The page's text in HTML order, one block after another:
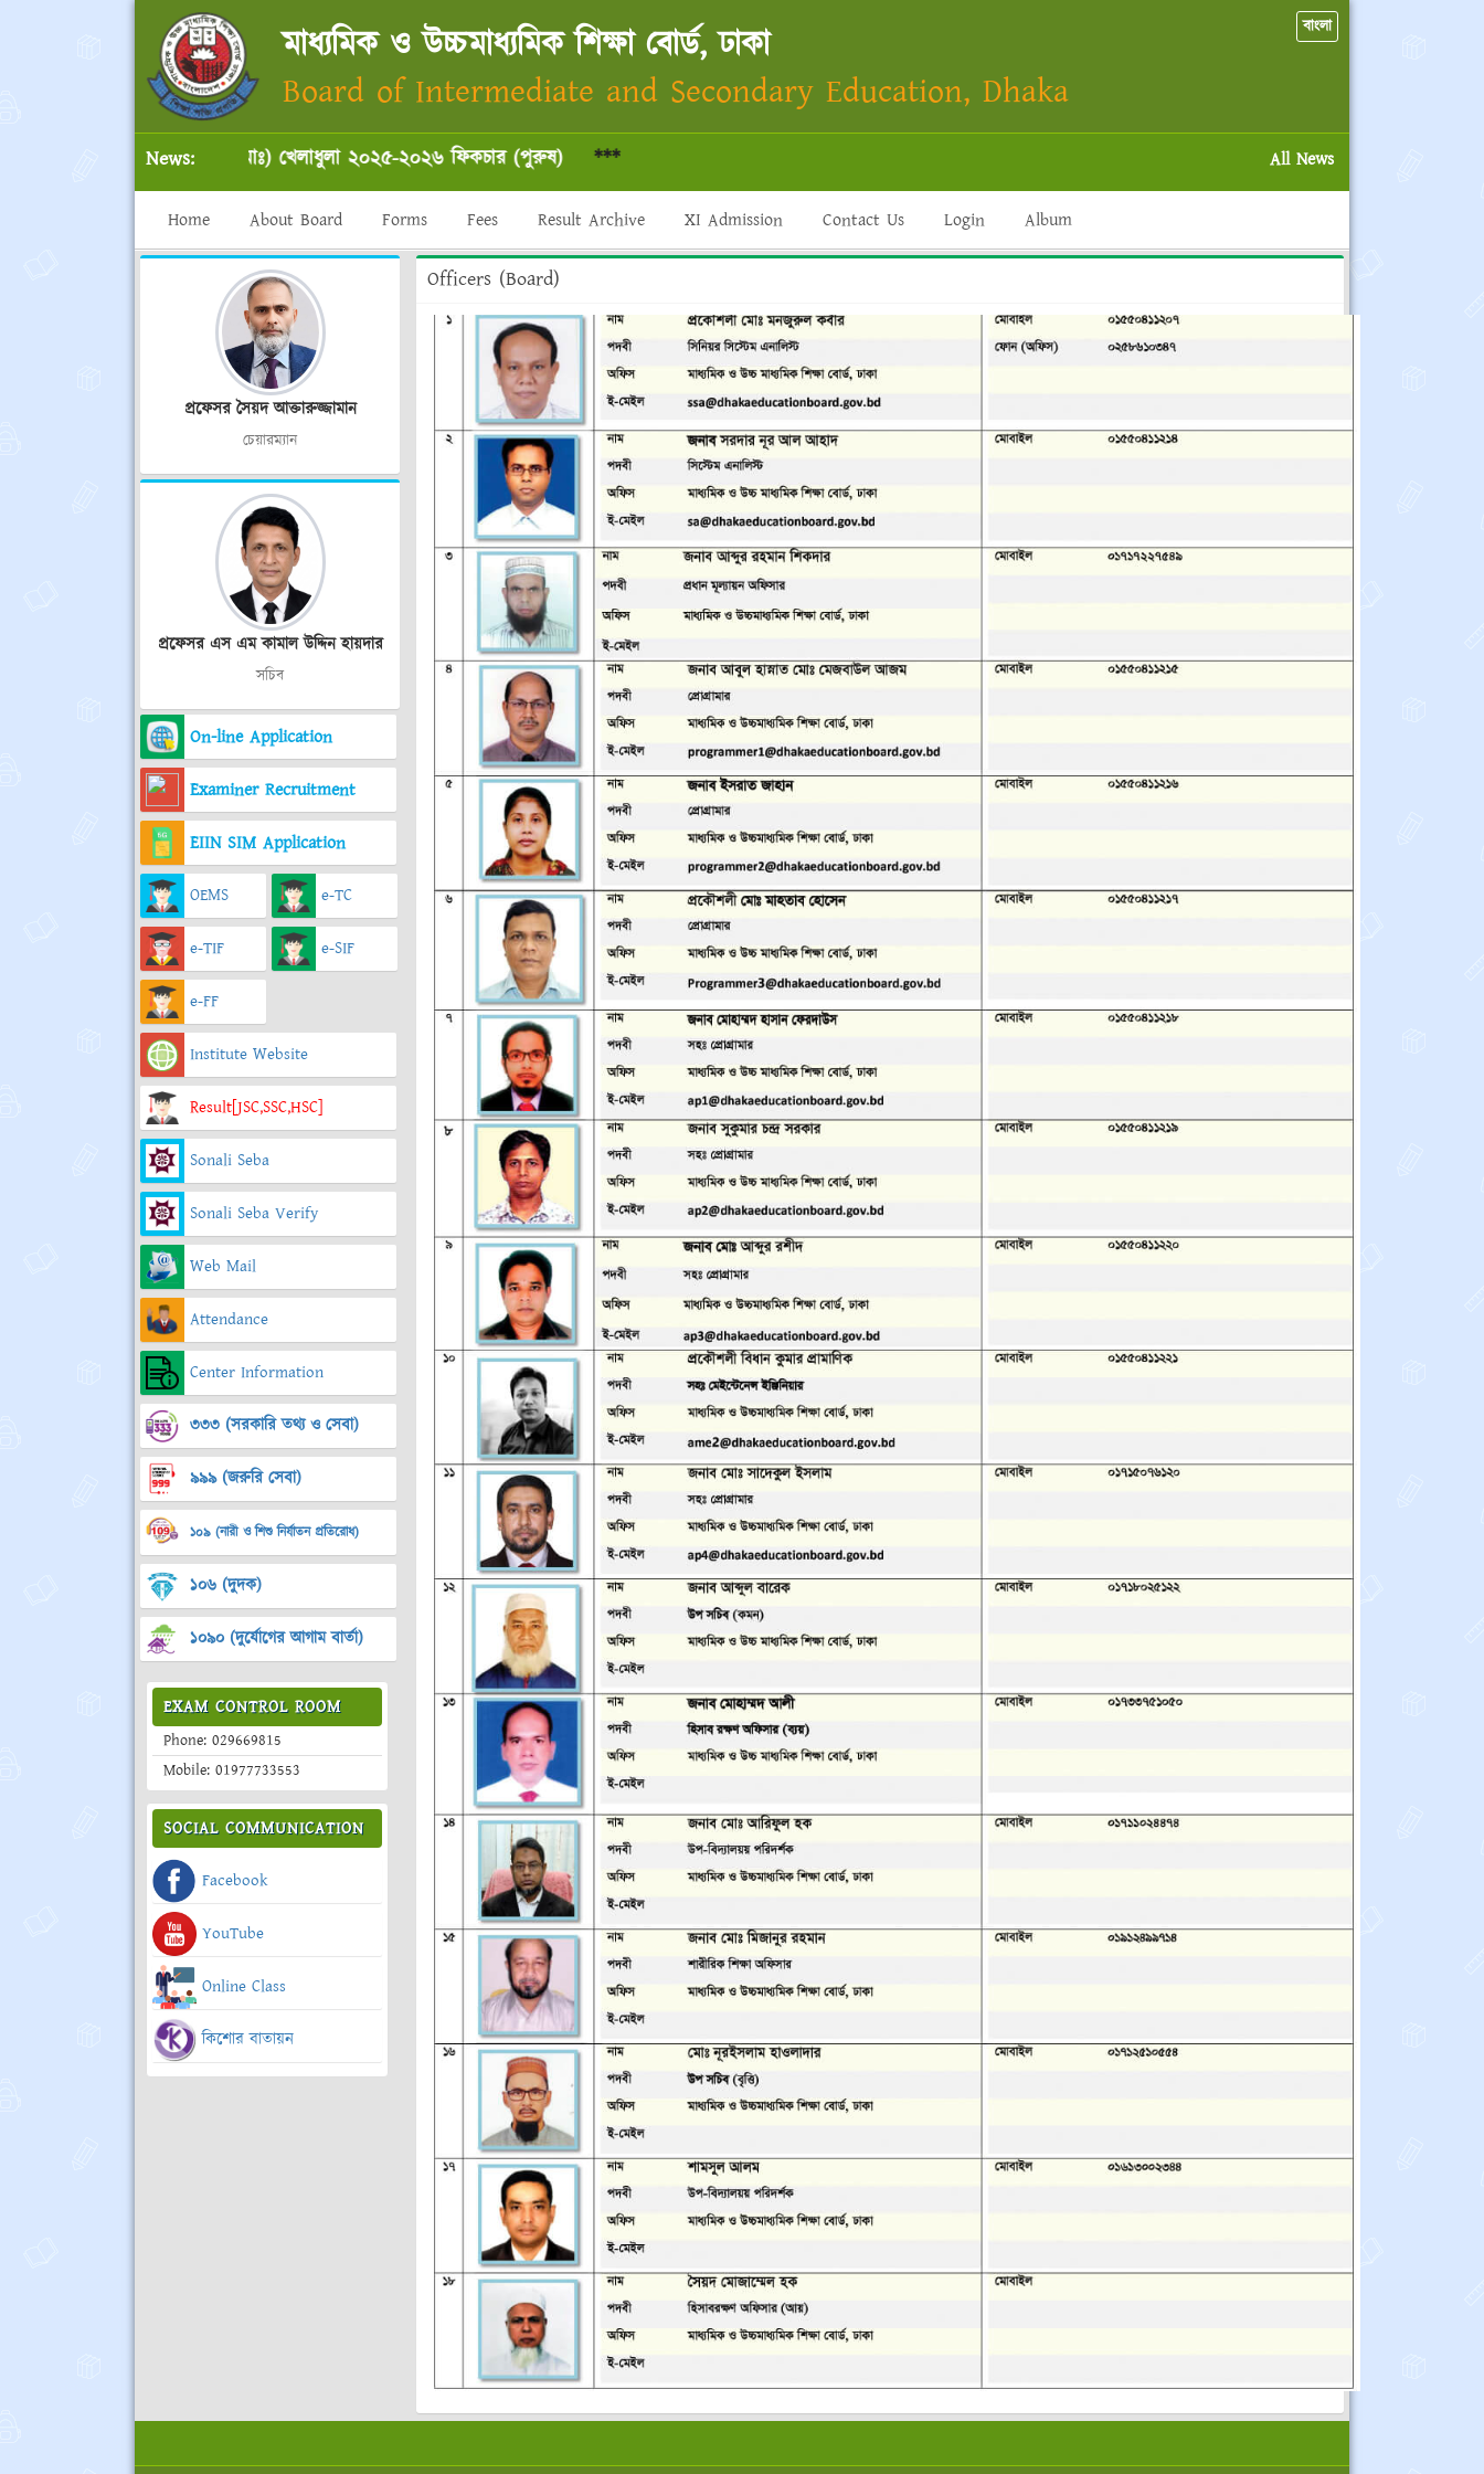
মাধ্যমিক ও উচ্চমাধ্যমিক শিক্ষা বোর্ড, ঢাকা
Board of Intermediate and Secondary Education, Dhaka
বাংলা
News:
আন্তঃ কলেজ (উঃ মাঃ) খেলাধুলা ২০২৫-২০২৬ ফিকচার (পুরুষ)*** All News
Home About Board Forms Fees Result Archive XI Admission Contact Us Login Album
প্রফেসর সৈয়দ আক্তারুজ্জামান
চেয়ারম্যান
প্রফেসর এস এম কামাল উদ্দিন হায়দার
সচিব
On-line Application
Examiner Recruitment
EIIN SIM Application
OEMS e-TC
e-TIF e-SIF
e-FF
Institute Website
Result[JSC,SSC,HSC]
Sonali Seba
Sonali Seba Verify
Web Mail
Attendance
Center Information
৩৩৩ (সরকারি তথ্য ও সেবা)
৯৯৯ (জরুরি সেবা)
১০৯ (নারী ও শিশু নির্যাতন প্রতিরোধ)
১০৬ (দুদক)
১০৯০ (দুর্যোগের আগাম বার্তা)
EXAM CONTROL ROOM
Phone: 029669815
Mobile: 01977733553
SOCIAL COMMUNICATION
Facebook
YouTube
Online Class
কিশোর বাতায়ন
Officers (Board)